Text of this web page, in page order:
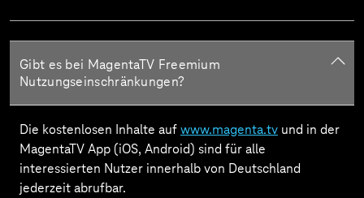
Gibt es bei MagentaTV Freemium
Nutzungseinschränkungen?
Die kostenlosen Inhalte aufwww.magenta.tv und in der
MagentaTV App (iOS, Android) sind für alle
interessierten Nutzer innerhalb von Deutschland
jederzeit abrufbar.